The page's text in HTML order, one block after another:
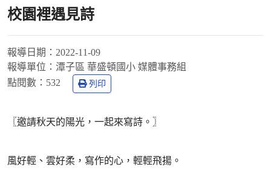
校園裡遇見詩
報導日期： 2022-11-09
報導單位： 潭子區 華盛頓國小 媒體事務組
點閱數： 532 列印
〖邀請秋天的陽光，一起來寫詩。〗
風好輕、雲好柔，寫作的心，輕輕飛揚。